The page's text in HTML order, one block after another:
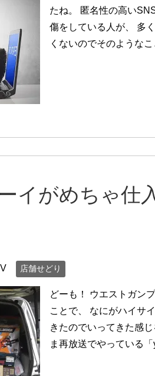
たね。 匿名性の高い
傷をしている人が、 多
くないのでそのような
イがめちゃ仕
店舗せどり
どーも！ ウエストガン
ことで、 なにがハイサ
きたのでいってきた感
ま再放送でやっている